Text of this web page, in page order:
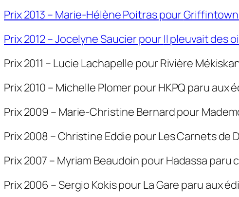
Prix 2013 – Marie-Hélène Poitras pourGriffintown
Prix 2012 – Jocelyne Saucier pourIl pleuvait des
Prix 2011 – Lucie Lachapelle pour Rivière
Prix 2010 – Michelle Plomer pour HKPQ paru aux
Prix 2009 – Marie-Christine Bernard pour
Prix 2008 – Christine Eddie pour Les Carnets de
Prix 2007 – Myriam Beaudoin pour Hadassa paru
Prix 2006 – Sergio Kokis pour La Gare paru aux